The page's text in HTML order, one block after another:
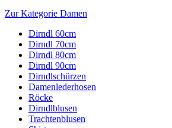
Zur Kategorie Damen
Dirndl 60cm
Dirndl 70cm
Dirndl 80cm
Dirndl 90cm
Dirndlschürzen
Damenlederhosen
Röcke
Dirndlblusen
Trachtenblusen